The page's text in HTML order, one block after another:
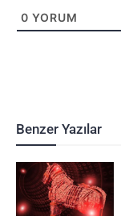
0 YORUM
Benzer Yazılar